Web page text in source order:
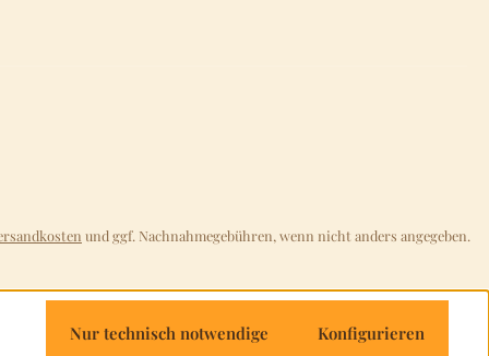
und ggf. Nachnahmegebühren, wenn nicht anders angegeben.
Nur technisch notwendige Konfigurieren